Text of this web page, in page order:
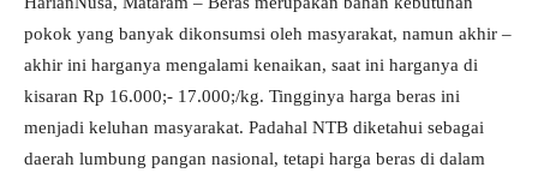
pokok yang banyak dikonsumsi oleh masyarakat, namun akhir –
akhir ini harganya mengalami kenaikan, saat ini harganya di
kisaran Rp 16.000;- 17.000;/kg. Tingginya harga beras ini
menjadi keluhan masyarakat. Padahal NTB diketahui sebagai
daerah lumbung pangan nasional, tetapi harga beras di dalam